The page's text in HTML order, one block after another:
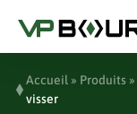
Accueil » Produits »
visser